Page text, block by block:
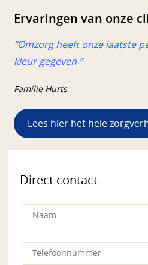
Direct contact
Ervaringen van onze
“Omzorg heeft onze laatste
kleur gegeven ”
Familie Hurts
Lees hier het hele